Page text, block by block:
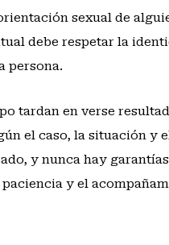
sexual de
debe respetar la
persona.
tardan en verse
el caso, la situación y
y nunca hay garantías
paciencia y el